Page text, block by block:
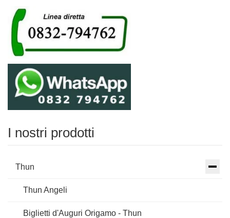
I nostri prodotti
Thun
Thun Angeli
Biglietti d'Auguri Origamo - Thun